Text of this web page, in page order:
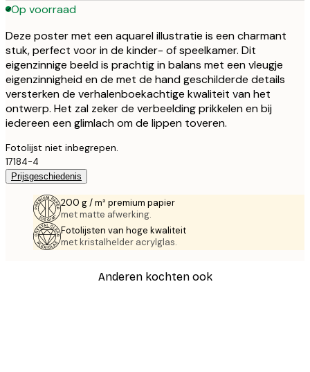
Op voorraad
Deze poster met een aquarel illustratie is een charmant
stuk, perfect voor in de kinder- of speelkamer. Dit
eigenzinnige beeld is prachtig in balans met een vleugje
eigenzinnigheid en de met de hand geschilderde details
versterken de verhalenboekachtige kwaliteit van het
ontwerp. Het zal zeker de verbeelding prikkelen en bij
iedereen een glimlach om de lippen toveren.
Fotolijst niet inbegrepen.
17184-4
Prijsgeschiedenis
200 g / m² premium papier
met matte afwerking.
Fotolijsten van hoge kwaliteit
met kristalhelder acrylglas.
Anderen kochten ook